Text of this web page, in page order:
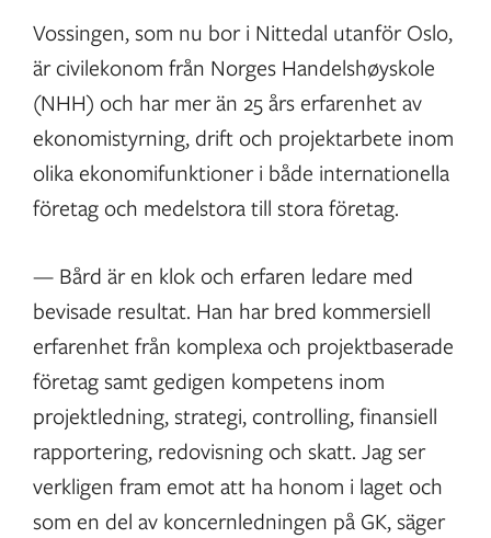
Vossingen, som nu bor i Nittedal utanför Oslo,
är civilekonom från Norges Handelshøyskole
(NHH) och har mer än 25 års erfarenhet av
ekonomistyrning, drift och projektarbete inom
olika ekonomifunktioner i både internationella
företag och medelstora till stora företag.
— Bård är en klok och erfaren ledare med
bevisade resultat. Han har bred kommersiell
erfarenhet från komplexa och projektbaserade
företag samt gedigen kompetens inom
projektledning, strategi, controlling, finansiell
rapportering, redovisning och skatt. Jag ser
verkligen fram emot att ha honom i laget och
som en del av koncernledningen på GK, säger